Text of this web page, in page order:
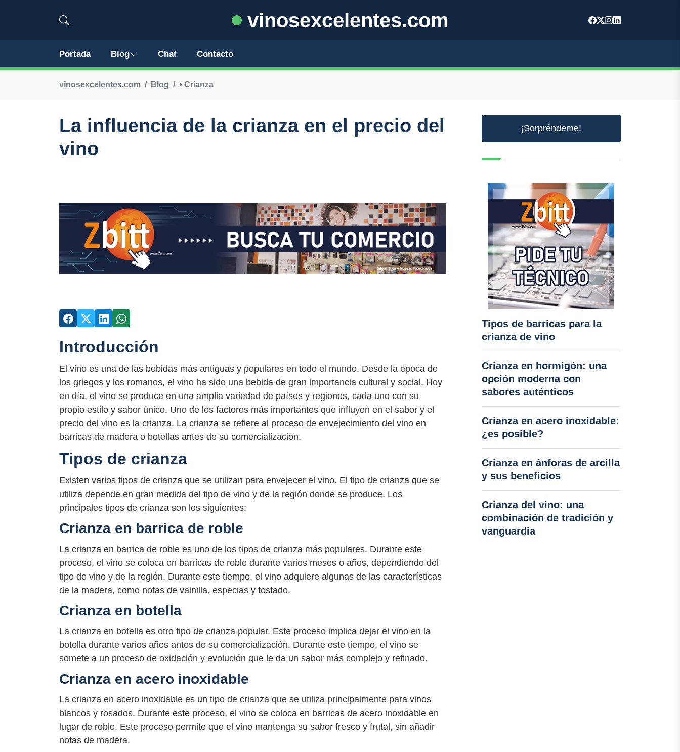
vinosexcelentes.com
Portada Blog Chat Contacto
vinosexcelentes.com Blog • Crianza
La influencia de la crianza en el precio del
vino
Introducción
El vino es una de las bebidas más antiguas y populares en todo el mundo. Desde la época de
los griegos y los romanos, el vino ha sido una bebida de gran importancia cultural y social. Hoy
en día, el vino se produce en una amplia variedad de países y regiones, cada uno con su
propio estilo y sabor único. Uno de los factores más importantes que influyen en el sabor y el
precio del vino es la crianza. La crianza se refiere al proceso de envejecimiento del vino en
barricas de madera o botellas antes de su comercialización.
Tipos de crianza
Existen varios tipos de crianza que se utilizan para envejecer el vino. El tipo de crianza que se
utiliza depende en gran medida del tipo de vino y de la región donde se produce. Los
principales tipos de crianza son los siguientes:
Crianza en barrica de roble
La crianza en barrica de roble es uno de los tipos de crianza más populares. Durante este
proceso, el vino se coloca en barricas de roble durante varios meses o años, dependiendo del
tipo de vino y de la región. Durante este tiempo, el vino adquiere algunas de las características
de la madera, como notas de vainilla, especias y tostado.
Crianza en botella
La crianza en botella es otro tipo de crianza popular. Este proceso implica dejar el vino en la
botella durante varios años antes de su comercialización. Durante este tiempo, el vino se
somete a un proceso de oxidación y evolución que le da un sabor más complejo y refinado.
Crianza en acero inoxidable
La crianza en acero inoxidable es un tipo de crianza que se utiliza principalmente para vinos
blancos y rosados. Durante este proceso, el vino se coloca en barricas de acero inoxidable en
lugar de roble. Este proceso permite que el vino mantenga su sabor fresco y frutal, sin añadir
notas de madera.
¡Sorpréndeme!
Tipos de barricas para la
crianza de vino
Crianza en hormigón: una
opción moderna con
sabores auténticos
Crianza en acero inoxidable:
¿es posible?
Crianza en ánforas de arcilla
y sus beneficios
Crianza del vino: una
combinación de tradición y
vanguardia